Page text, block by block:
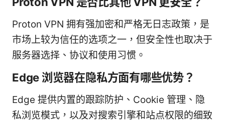
Proton VPN 拥有强加密和严格无日志政策，是
市场上较为信任的选项之一，但安全性也取决于
服务器选择、协议和使用习惯。
Edge 浏览器在隐私方面有哪些优势？
Edge 提供内置的跟踪防护、Cookie 管理、隐
私浏览模式，以及对搜索引擎和站点权限的细致